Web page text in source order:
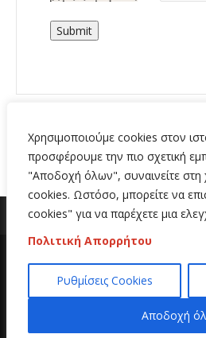
Χρησιμοποιούμε cookies στον
προσφέρουμε την πιο σχετική
"Αποδοχή όλων", συναινείτε
cookies. Ωστόσο, μπορείτε να
cookies" για να παρέχετε μια
Πολιτική Απορρήτου
Ρυθμίσεις Cookies
Αποδοχή
Submit
Copyright 2020 | All Rights
ιστοσελίδων